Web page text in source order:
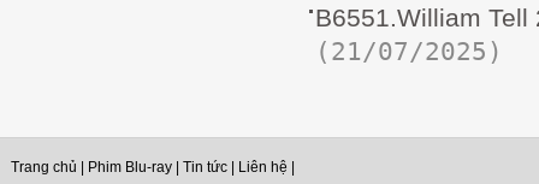
B6551.William Tell
(21/07/2025)
Trang chủ Phim Blu-ray Tin tức Liên hệ